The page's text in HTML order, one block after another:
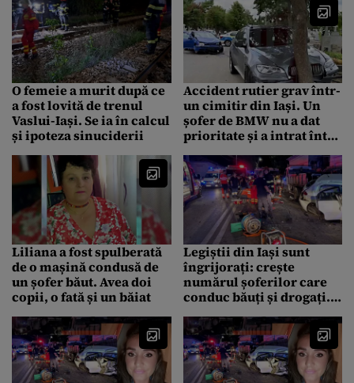
an
O femeie a murit după ce
a fost lovită de trenul
Vaslui-Iași. Se ia în calcul
și ipoteza sinuciderii
Accident rutier grav într-
un cimitir din Iași. Un
șofer de BMW nu a dat
prioritate și a intrat într-
peste cavouri | VIDEO &
FOTO
Liliana a fost spulberată
de o mașină condusă de
un șofer băut. Avea doi
copii, o fată și un băiat
Legiștii din Iași sunt
îngrijorați: crește
numărul șoferilor care
conduc băuți și drogați.
„tratează” șoferii
inconștienți